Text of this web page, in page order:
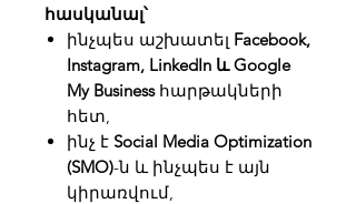
հասկանալ՝
ինչպես աշխատել Facebook,
Instagram, LinkedIn և Google
My Businessհարթակների
հետ,
ինչ է Social Media Optimization
(SMO)-ն և ինչպես է այն
կիրառվում,